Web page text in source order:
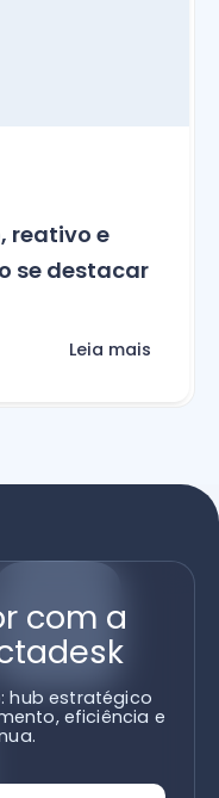
reativo e
se destacar
Leia mais
com a
hub estratégico
eficiência e